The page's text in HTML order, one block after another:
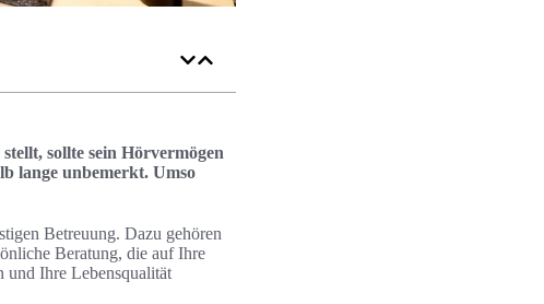
sollte sein Hörvermögen
lange unbemerkt. Umso
Betreuung. Dazu gehören
Beratung, die auf Ihre
und Ihre Lebensqualität